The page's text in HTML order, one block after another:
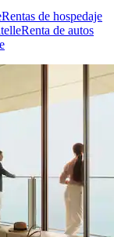
Rentas de hospedaje
Renta de autos